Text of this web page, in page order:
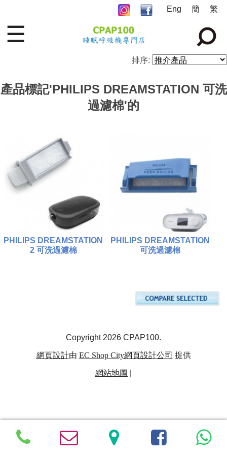
Eng 簡 繁
☰
排序:
產品標記'PHILIPS DREAMSTATION 可洗
過濾棉'的
PHILIPS DREAMSTATION
2 可洗過濾棉
PHILIPS DREAMSTATION
可洗過濾棉
比較
Copyright 2026 CPAP100.
網頁設計由 EC Shop City網頁設計公司 提供
網站地圖